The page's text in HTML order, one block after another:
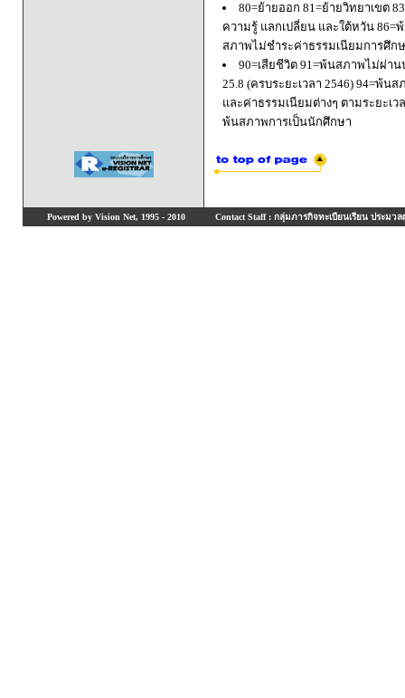
80=ย้ายออก 81=ย้ายวิทยาเขต
ความรู้ แลกเปลี่ยน และใต้หวัน
สภาพไม่ชำระค่าธรรมเนียมการศึก
90=เสียชีวิต 91=พ้นสภาพไม่ผ่า
25.8 (ครบระยะเวลา 2546) 94=พ้
และค่าธรรมเนียมต่างๆ ตามระยะเ
พ้นสภาพการเป็นนักศึกษา
Powered by Vision Net, 1995 - 2010 Contact Staff : กลุ่มภารกิจทะเบียนเรียน ประมวล